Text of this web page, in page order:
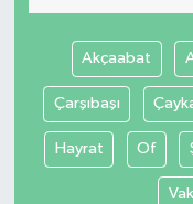
Akçaabat
Çarşıbaşı
Hayrat Of